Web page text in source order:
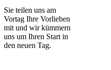
Sie teilen uns am
Vortag Ihre Vorlieben
mit und wir kümmern
uns um Ihren Start in
den neuen Tag.